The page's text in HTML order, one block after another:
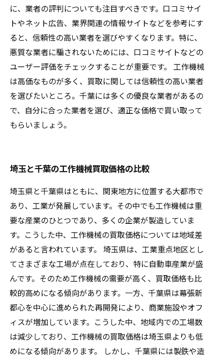
に、業者の評判についても注目すべきです。口コミサイ
トやネット広告、業界関連の情報サイトなどを参考にす
ると、信頼性の高い業者を選びやすくなります。特に、
悪質な業者に騙されないためには、口コミサイトなどの
ユーザー評価をチェックすることが重要です。 工作機械
は高価なものが多く、買取に関しては信頼性の高い業者
を選びたいところ。千葉には多くの優良な業者があるの
で、自分に合った業者を選び、適正な価格で買い取って
もらいましょう。
埼玉と千葉の工作機械買取価格の比較
埼玉県と千葉県はともに、関東地方に位置する大都市で
あり、工業が発展しています。その中でも工作機械は重
要な産業のひとつであり、多くの企業が製造していま
す。こうした中、工作機械の買取価格については地域差
があると言われています。 埼玉県は、工業重点地区とし
てさまざまな工場が点在しており、特に自動車産業が盛
んです。そのため工作機械の需要が高く、買取価格も比
較的高めになる傾向があります。一方、千葉県は幕張新
都心を中心に進められた再開発により、商業施設やオフ
ィスが増加しています。こうした中、地域内での工場数
は減少しており、工作機械の買取価格は埼玉県よりも低
めになる傾向があります。 しかし、千葉県には製鉄や造